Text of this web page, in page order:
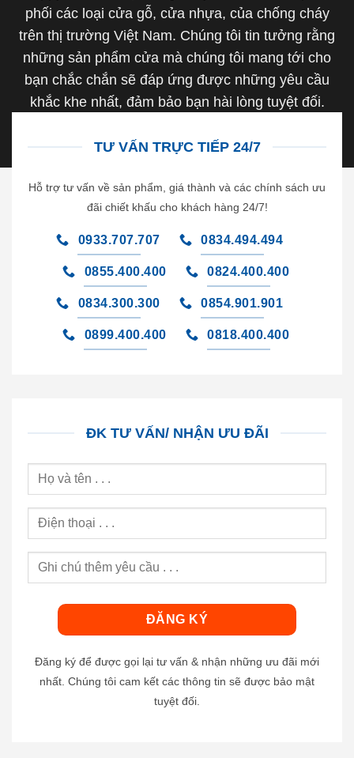
phối các loại cửa gỗ, cửa nhựa, của chống cháy
trên thị trường Việt Nam. Chúng tôi tin tưởng rằng
những sản phẩm cửa mà chúng tôi mang tới cho
bạn chắc chắn sẽ đáp ứng được những yêu cầu
khắc khe nhất, đảm bảo bạn hài lòng tuyệt đối.
TƯ VẤN TRỰC TIẾP 24/7
Hỗ trợ tư vấn về sản phẩm, giá thành và các chính sách ưu
đãi chiết khấu cho khách hàng 24/7!
0933.707.707 0834.494.494
0855.400.400 0824.400.400
0834.300.300 0854.901.901
0899.400.400 0818.400.400
ĐK TƯ VẤN/ NHẬN ƯU ĐÃI
Đăng ký để được gọi lại tư vấn & nhận những ưu đãi mới
nhất. Chúng tôi cam kết các thông tin sẽ được bảo mật
tuyệt đối.